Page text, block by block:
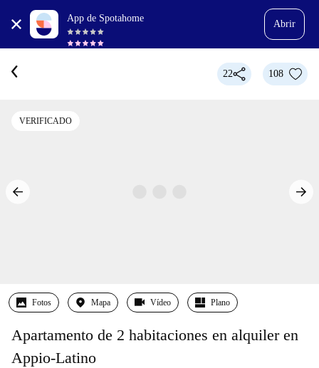
App de Spotahome
Abrir
22 108
VERIFICADO
Fotos Mapa Vídeo Plano
Apartamento de 2 habitaciones en alquiler en
Appio-Latino